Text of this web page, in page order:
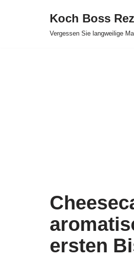
Koch Boss
Vergessen Sie langweilige
ersten